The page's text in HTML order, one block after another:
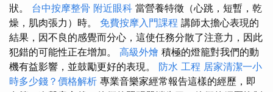
狀。 台中按摩整骨 附近眼科 當營養特徵（心跳，短暫，乾
燥，肌肉張力）時。 免費按摩入門課程 講師太擔心表現的
結果，因不良的感覺而分心，這使任務分散了注意力，因此
犯錯的可能性正在增加。 高級外燴 積極的燈籠對我們的動
機有益影響，並鼓勵更好的表現。 防水 工程 居家清潔一小
時多少錢？價格解析 專業音樂家經常報告這樣的經歷，即